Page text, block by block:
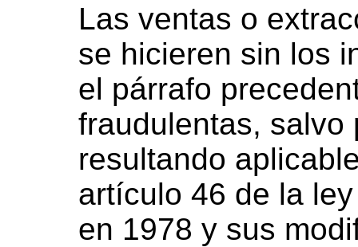
Las ventas o
se hicieren sin los
el párrafo
fraudulentas, salvo
resultando
artículo 46 de la
en 1978 y sus